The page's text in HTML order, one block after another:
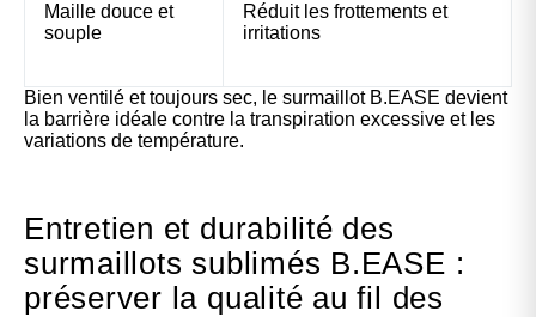
Maille douce et
souple
Réduit les frottements et
irritations
Bien ventilé et toujours sec, le surmaillot B.EASE devient
la barrière idéale contre la transpiration excessive et les
variations de température.
Entretien et durabilité des
surmaillots sublimés B.EASE :
préserver la qualité au fil des